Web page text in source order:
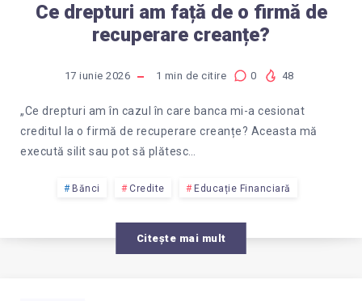
Ce drepturi am față de o firmă de
recuperare creanțe?
17 iunie 2026 1 min de citire 0 48
„Ce drepturi am în cazul în care banca mi-a cesionat
creditul la o firmă de recuperare creanțe? Aceasta mă
execută silit sau pot să plătesc…
Bănci Credite Educație Financiară
Citește mai mult